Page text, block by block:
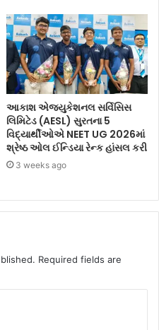
આકાશ એજ્યુકેશનલ સર્વિસિસ
લિમિટેડ (AESL) સુરતના 5
વિદ્યાર્થીઓએ NEET UG 2026માં
શ્રેષ્ઠ ઓલ ઈન્ડિયા રેન્ક હાંસલ કરી
3 weeks ago
Required fields are